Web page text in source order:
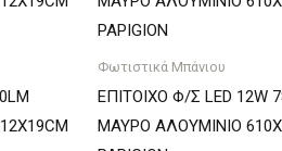
Φωτιστικά Μπάνιου
ΕΠΙΤΟΙΧΟ Φ/Σ LED 12W
ΜΑΥΡΟ ΑΛΟΥΜΙΝΙΟ